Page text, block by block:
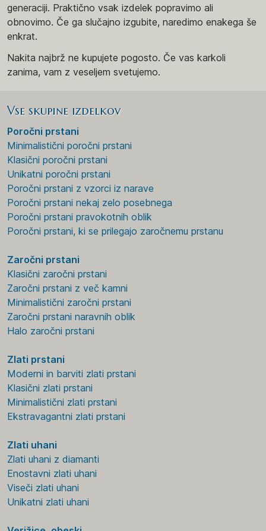
generaciji. Praktično vsak izdelek popravimo ali
obnovimo. Če ga slučajno izgubite, naredimo enakega še
enkrat.
Nakita najbrž ne kupujete pogosto. Če vas karkoli
zanima, vam z veseljem svetujemo.
Vse skupine izdelkov
Poročni prstani
Minimalistični poročni prstani
Klasični poročni prstani
Unikatni poročni prstani
Poročni prstani z vzorci iz narave
Poročni prstani nekaj zelo posebnega
Poročni prstani pravokotnih oblik
Poročni prstani, ki se prilegajo zaročnemu prstanu
Zaročni prstani
Klasični zaročni prstani
Zaročni prstani z več kamni
Minimalistični zaročni prstani
Zaročni prstani naravnih oblik
Halo zaročni prstani
Zlati prstani
Moderni in barviti zlati prstani
Klasični zlati prstani
Minimalistični zlati prstani
Ekstravagantni zlati prstani
Zlati uhani
Zlati uhani z diamanti
Enostavni zlati uhani
Viseči zlati uhani
Unikatni zlati uhani